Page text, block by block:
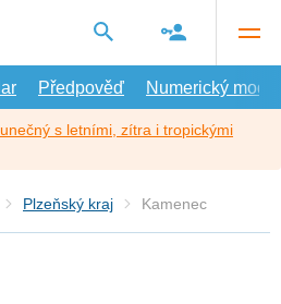
Předpověď Numerický model
s letními, zítra i tropickými
Plzeňský kraj Kamenec